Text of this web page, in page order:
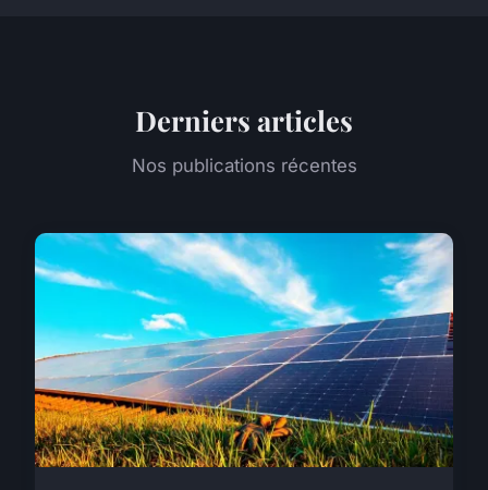
Derniers articles
Nos publications récentes